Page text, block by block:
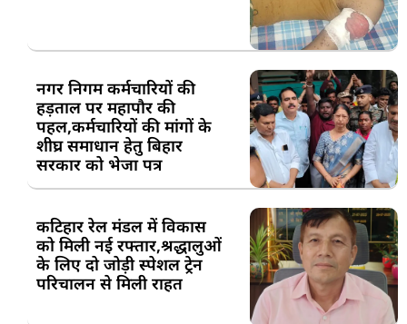
नगर निगम कर्मचारियों की
हड़ताल पर महापौर की
पहल,कर्मचारियों की मांगों के
शीघ्र समाधान हेतु बिहार
सरकार को भेजा पत्र
कटिहार रेल मंडल में विकास
को मिली नई रफ्तार,श्रद्धालुओं
के लिए दो जोड़ी स्पेशल ट्रेन
परिचालन से मिली राहत